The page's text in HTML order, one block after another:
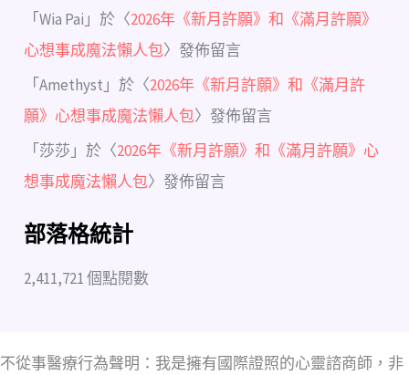
「Wia Pai 」於〈2026年《新月許願》和《滿月許願》
心想事成魔法懶人包〉發佈留言
「Amethyst 」於〈2026年《新月許願》和《滿月許
願》心想事成魔法懶人包〉發佈留言
「 莎莎 」於〈2026年《新月許願》和《滿月許願》心
想事成魔法懶人包〉發佈留言
部落格統計
2,411,721 個點閱數
不從事醫療行為聲明：我是擁有國際證照的心靈諮商師，非